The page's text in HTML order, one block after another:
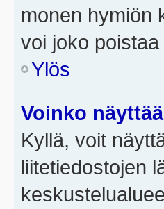
monen hymiön
voi joko
Ylös
Voinko
Kyllä, voit
liitetiedostojen